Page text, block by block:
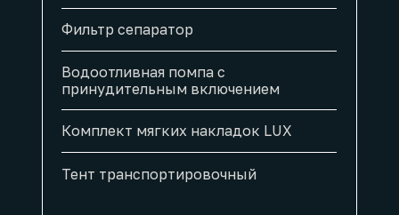
Тент транспортировочный
Комплект мягких накладок LUX
Водоотливная помпа с
принудительным включением
Фильтр сепаратор